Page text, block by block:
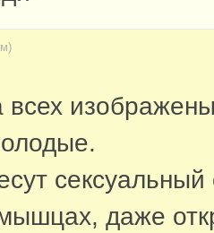
всех
сексуальный
даже